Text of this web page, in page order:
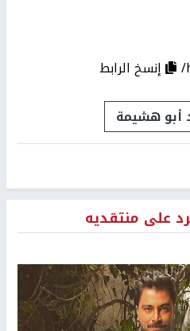
إنسخ الرابط
أبو هشيمة
على منتقديه